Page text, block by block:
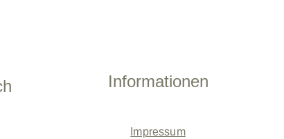
Informationen
Impressum